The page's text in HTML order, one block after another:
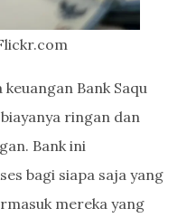
Bank Saqu
ringan dan
Bank ini
bagi siapa saja yang
mereka yang